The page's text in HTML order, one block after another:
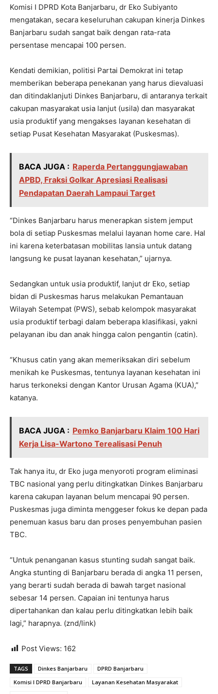
Komisi I DPRD Kota Banjarbaru, dr Eko Subiyanto
mengatakan, secara keseluruhan cakupan kinerja Dinkes
Banjarbaru sudah sangat baik dengan rata-rata
persentase mencapai 100 persen.
Kendati demikian, politisi Partai Demokrat ini tetap
memberikan beberapa penekanan yang harus dievaluasi
dan ditindaklanjuti Dinkes Banjarbaru, di antaranya terkait
cakupan masyarakat usia lanjut (usila) dan masyarakat
usia produktif yang mengakses layanan kesehatan di
setiap Pusat Kesehatan Masyarakat (Puskesmas).
BACA JUGA : Raperda Pertanggungjawaban
APBD, Fraksi Golkar Apresiasi Realisasi
Pendapatan Daerah Lampaui Target
“Dinkes Banjarbaru harus menerapkan sistem jemput
bola di setiap Puskesmas melalui layanan home care. Hal
ini karena keterbatasan mobilitas lansia untuk datang
langsung ke pusat layanan kesehatan,” ujarnya.
Sedangkan untuk usia produktif, lanjut dr Eko, setiap
bidan di Puskesmas harus melakukan Pemantauan
Wilayah Setempat (PWS), sebab kelompok masyarakat
usia produktif terbagi dalam beberapa klasifikasi, yakni
pelayanan ibu dan anak hingga calon pengantin (catin).
“Khusus catin yang akan memeriksakan diri sebelum
menikah ke Puskesmas, tentunya layanan kesehatan ini
harus terkoneksi dengan Kantor Urusan Agama (KUA),”
katanya.
BACA JUGA : Pemko Banjarbaru Klaim 100 Hari
Kerja Lisa-Wartono Terealisasi Penuh
Tak hanya itu, dr Eko juga menyoroti program eliminasi
TBC nasional yang perlu ditingkatkan Dinkes Banjarbaru
karena cakupan layanan belum mencapai 90 persen.
Puskesmas juga diminta menggeser fokus ke depan pada
penemuan kasus baru dan proses penyembuhan pasien
TBC.
“Untuk penanganan kasus stunting sudah sangat baik.
Angka stunting di Banjarbaru berada di angka 11 persen,
yang berarti sudah berada di bawah target nasional
sebesar 14 persen. Capaian ini tentunya harus
dipertahankan dan kalau perlu ditingkatkan lebih baik
lagi,” harapnya. (znd/link)
Post Views: 162
TAGS Dinkes Banjarbaru
DPRD Banjarbaru
Komisi I DPRD Banjarbaru
Layanan Kesehatan Masyarakat